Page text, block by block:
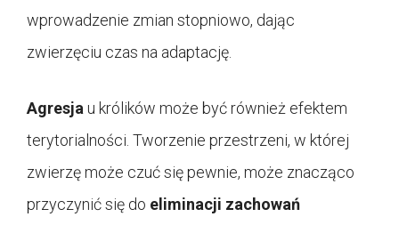
wprowadzenie zmian stopniowo, dając
zwierzęciu czas na adaptację.
Agresja u królików może być również efektem
terytorialności. Tworzenie przestrzeni, w której
zwierzę może czuć się pewnie, może znacząco
przyczynić się do eliminacji zachowań